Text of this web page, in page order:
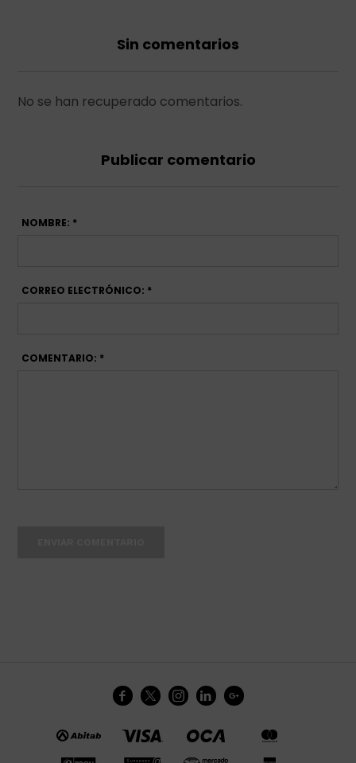
Sin comentarios
No se han recuperado comentarios.
Publicar comentario
NOMBRE: *
CORREO ELECTRÓNICO: *
COMENTARIO: *
    